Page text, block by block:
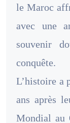
le Maroc
avec une
souvenir
conquête.
L’histoire a
ans après
Mondial au